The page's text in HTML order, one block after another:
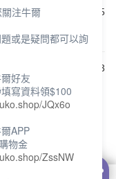
2025/11/05
2025/08/23
方式之詳情，及若您不希
注牛爾
或是疑問都可以詢
好友
寫資料領$100
JQx6o
APP
物金
ZssNW